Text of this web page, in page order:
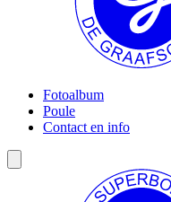
Fotoalbum
Poule
Contact en info